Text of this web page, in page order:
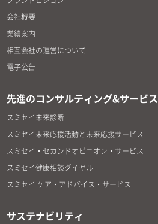
会社概要
業績案内
相互会社の運営について
電子公告
先進のコンサルティング&サービス
スミセイ未来診断
スミセイ未来応援活動と未来応援サービス
スミセイ・セカンドオピニオン・サービス
スミセイ健康相談ダイヤル
スミセイ ケア・アドバイス・サービス
サステナビリティ